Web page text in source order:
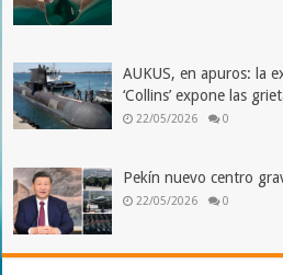
AUKUS, en apuros: la
‘Collins’ expone las
22/05/2026 0
Pekín nuevo centro
22/05/2026 0